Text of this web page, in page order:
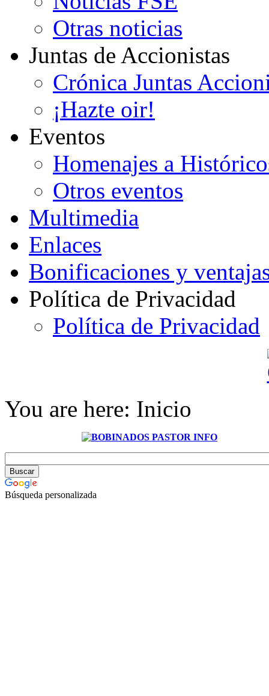
Otras noticias
Juntas de Accionistas
Crónica Juntas
¡Hazte oir!
Eventos
Homenajes a
Otros eventos
Multimedia
Enlaces
Bonificaciones y
Política de Privacidad
Política de Privacidad
You are here: Inicio
Búsqueda personalizada